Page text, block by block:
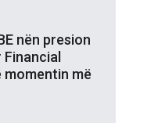
nën presion
Financial
momentin më